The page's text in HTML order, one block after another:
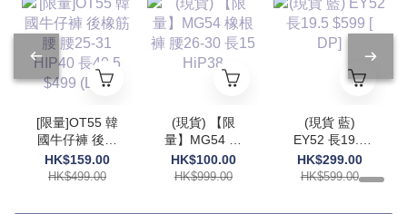
[限量]OT55 韓
國牛仔褲 後橡
筋腰 腰25-31
HIP40 長40.5
HK$159.00
HK$499.00
(現貨) 【限
量】MG54 橡
根褲 腰26-30
長15 HiP38
HK$100.00
HK$999.00
(現貨 藍)
EY52 長19.5
$599 [ DP]
HK$299.00
HK$599.00